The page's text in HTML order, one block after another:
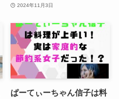
2024年11月3日
ぱーてぃーちゃん信子は料